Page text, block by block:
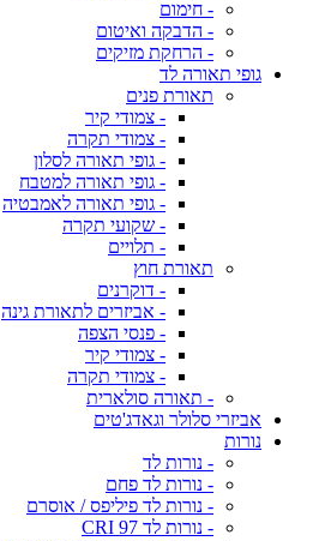
- חימום
- הדבקה ואיטום
- הרחקת מזיקים
גופי תאורה לד
תאורת פנים
- צמודי קיר
- צמודי תקרה
- גופי תאורה לסלון
- גופי תאורה למטבח
- גופי תאורה לאמבטיה
- שקועי תקרה
- תלויים
תאורת חוץ
- דוקרנים
- אביזרים לתאורת גינה
- פנסי הצפה
- צמודי קיר
- צמודי תקרה
- תאורה סולארית
אביזרי סלולר וגאדג'טים
נורות
- נורות לד
- נורות לד פחם
- נורות לד פיליפס / אוסרם
- נורות לד CRI 97